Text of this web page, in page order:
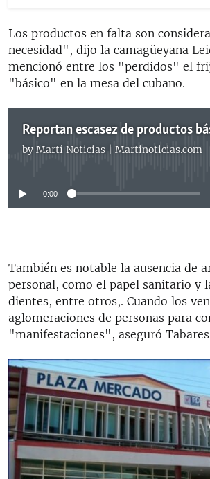
Los productos en falta son
necesidad", dijo la camagüeyana
mencionó entre los "perdidos" el
"básico" en la mesa del cubano.
by Martí Noticias | Martinoticias.com
No media source currently
0:00
También es notable la ausencia de
personal, como el papel sanitario y
dientes, entre otros,. Cuando los
aglomeraciones de personas para
"manifestaciones", aseguró